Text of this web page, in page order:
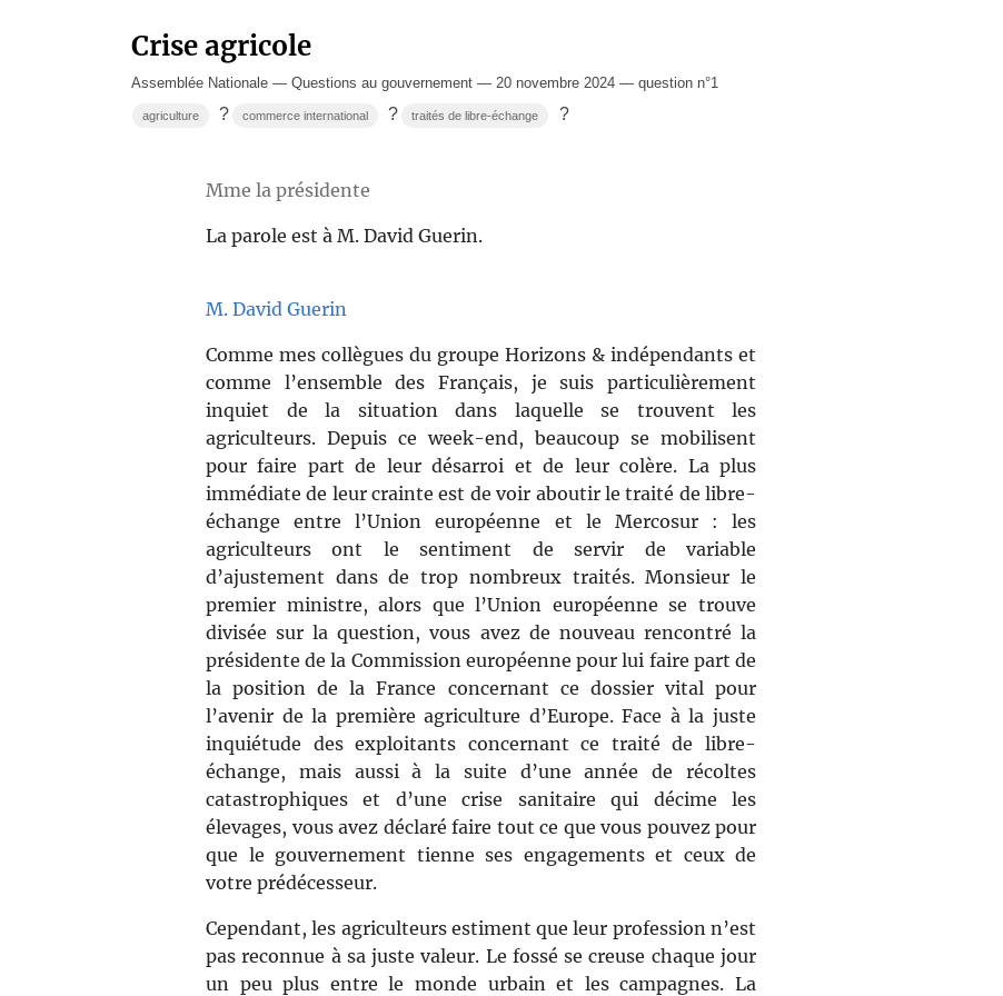
Crise agricole
Assemblée Nationale — Questions au gouvernement — 20 novembre 2024 — question n°1
agriculture ? commerce international ? traités de libre-échange ?
Mme la présidente
La parole est à M. David Guerin.
M. David Guerin
Comme mes collègues du groupe Horizons & indépendants et
comme l’ensemble des Français, je suis particulièrement
inquiet de la situation dans laquelle se trouvent les
agriculteurs. Depuis ce week-end, beaucoup se mobilisent
pour faire part de leur désarroi et de leur colère. La plus
immédiate de leur crainte est de voir aboutir le traité de libre-
échange entre l’Union européenne et le Mercosur : les
agriculteurs ont le sentiment de servir de variable
d’ajustement dans de trop nombreux traités. Monsieur le
premier ministre, alors que l’Union européenne se trouve
divisée sur la question, vous avez de nouveau rencontré la
présidente de la Commission européenne pour lui faire part de
la position de la France concernant ce dossier vital pour
l’avenir de la première agriculture d’Europe. Face à la juste
inquiétude des exploitants concernant ce traité de libre-
échange, mais aussi à la suite d’une année de récoltes
catastrophiques et d’une crise sanitaire qui décime les
élevages, vous avez déclaré faire tout ce que vous pouvez pour
que le gouvernement tienne ses engagements et ceux de
votre prédécesseur.
Cependant, les agriculteurs estiment que leur profession n’est
pas reconnue à sa juste valeur. Le fossé se creuse chaque jour
un peu plus entre le monde urbain et les campagnes. La